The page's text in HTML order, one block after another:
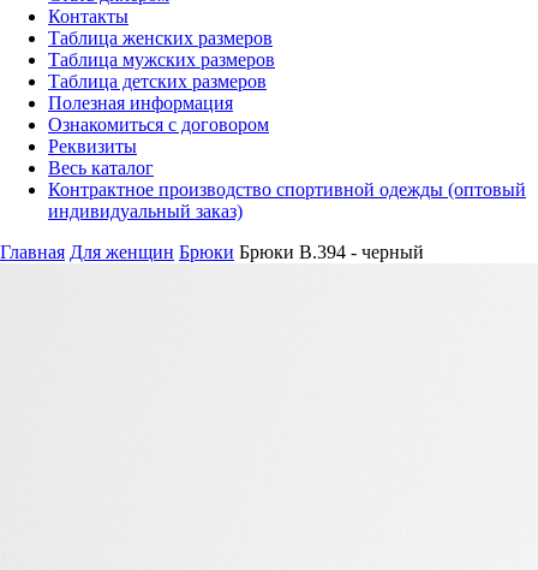
Контакты
Таблица женских размеров
Таблица мужских размеров
Таблица детских размеров
Полезная информация
Ознакомиться с договором
Реквизиты
Весь каталог
Контрактное производство спортивной одежды (оптовый
индивидуальный заказ)
Главная Для женщин Брюки Брюки B.394 - черный